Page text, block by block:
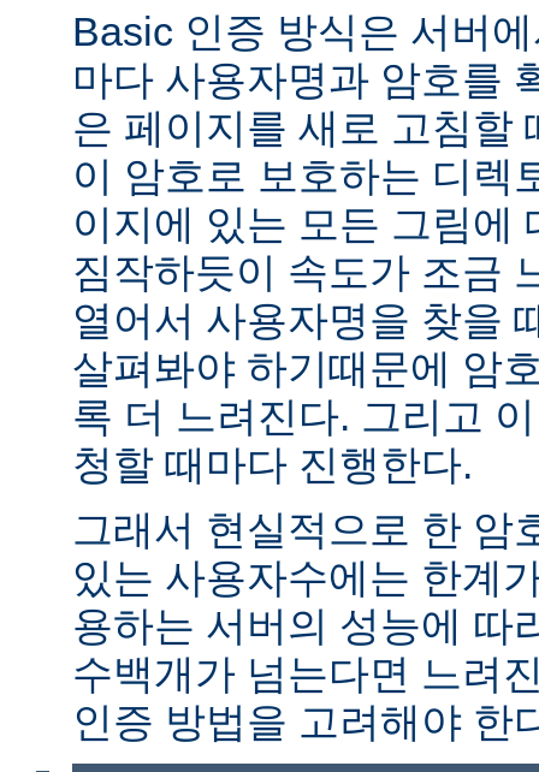
Basic 인증 방식은 서버
마다 사용자명과 암호를
은 페이지를 새로 고침할
이 암호로 보호하는 디렉
이지에 있는 모든 그림에
짐작하듯이 속도가 조금
열어서 사용자명을 찾을
살펴봐야 하기때문에 암
록 더 느려진다. 그리고
청할 때마다 진행한다.
그래서 현실적으로 한 암
있는 사용자수에는 한계
용하는 서버의 성능에 따
수백개가 넘는다면 느려
인증 방법을 고려해야 한